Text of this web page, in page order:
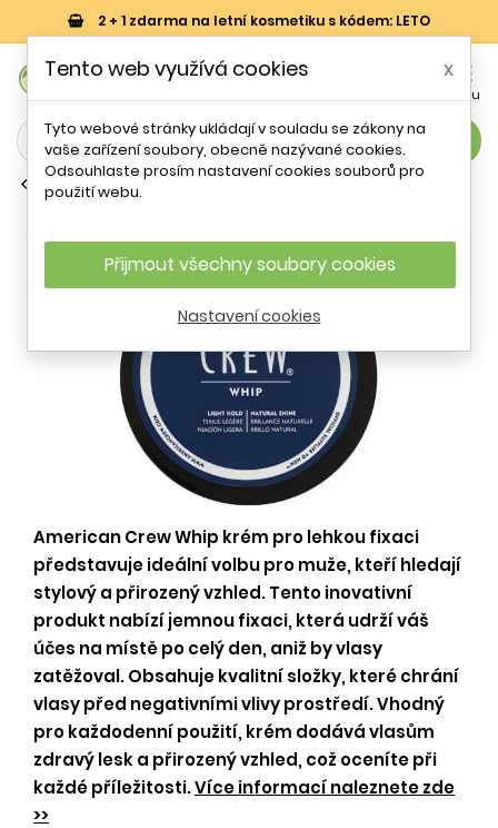
2 + 1 zdarma na letní kosmetiku s kódem: LETO

Menu
search
Pánská péče o vlasy
American Crew Whip krém pro lehkou fixaci
představuje ideální volbu pro muže, kteří hledají
stylový a přirozený vzhled. Tento inovativní
produkt nabízí jemnou fixaci, která udrží váš
účes na místě po celý den, aniž by vlasy
zatěžoval. Obsahuje kvalitní složky, které chrání
vlasy před negativními vlivy prostředí. Vhodný
pro každodenní použití, krém dodává vlasům
zdravý lesk a přirozený vzhled, což oceníte při
každé příležitosti.Více informací naleznete zde
>>
Tento web využívá cookies x
Tyto webové stránky ukládají v souladu se zákony na
vaše zařízení soubory, obecně nazývané cookies.
Odsouhlaste prosím nastavení cookies souborů pro
použití webu.
Přijmout všechny soubory cookies
Nastavení cookies